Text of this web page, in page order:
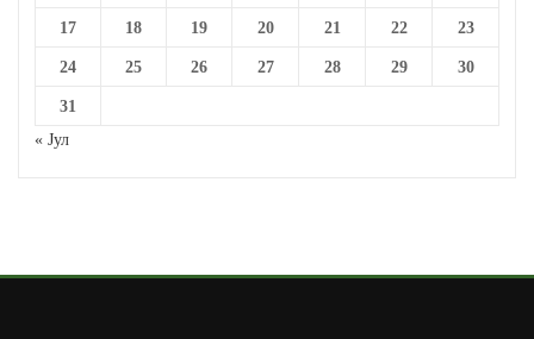
17 18 19 20 21 22 23
24 25 26 27 28 29 30
31
« Јул